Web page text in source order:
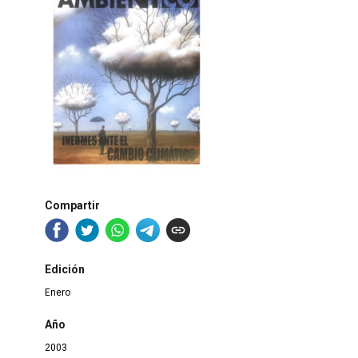
Compartir
Edición
Enero
Año
2003